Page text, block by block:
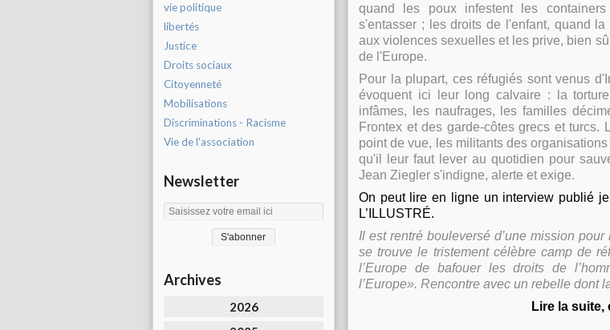
vie politique
libertés
Justice
Droits sociaux
Citoyenneté
Mobilisations
Discriminations - Racisme
Vie de l'association
Newsletter
Archives
2026
quand les poux infestent les
s'entasser ; les droits de l'enfant, quand
aux violences sexuelles et les prive, bien
de l'Europe.
Pour la plupart, ces réfugiés sont venus
évoquent ici leur long calvaire : la
infâmes, les naufrages, les familles
Frontex et des garde-côtes grecs et
point de vue, les militants des
qu'il leur faut lever au quotidien pour
Jean Ziegler s'indigne, alerte et exige.
On peut lire en ligne un interview publié
L’ILLUSTRÉ.
Il est rentré bouleversé d’une mission
se trouve le tristement célèbre camp de
l’Europe de bafouer les droits de
l’Europe». Rencontre avec un rebelle dont
Lire la suite,